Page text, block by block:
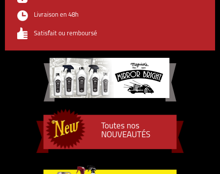
Livraison en 48h
Satisfait ou remboursé
Toutes nos
NOUVEAUTÉS